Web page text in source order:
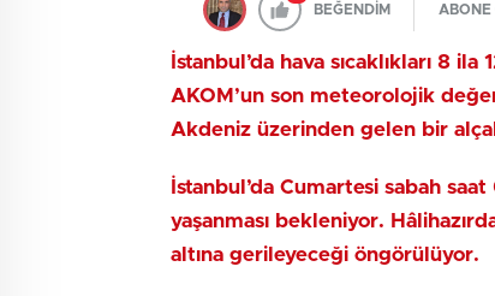
BEĞENDİM ABONE
İstanbul’da hava sıcaklıkları 8
AKOM’un son meteorolojik
Akdeniz üzerinden gelen bir
İstanbul’da Cumartesi sabah
yaşanması bekleniyor.
altına gerileyeceği öngörülüyor.